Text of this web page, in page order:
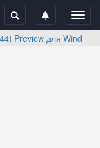
Preview для Windows